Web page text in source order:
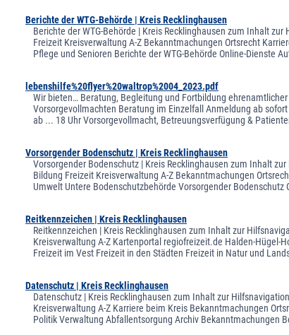
Berichte der WTG-Behörde | Kreis Recklinghausen
Berichte der WTG-Behörde | Kreis Recklinghausen zum Inhalt
Freizeit Kreisverwaltung A-Z Bekanntmachungen Ortsrecht
Pflege und Senioren Berichte der WTG-Behörde Online-Dienste
lebenshilfe%20flyer%20waltrop%2004_2023.pdf
Wir bieten… Beratung, Begleitung und Fortbildung
Vorsorgevollmachten Beratung im Einzelfall Anmeldung ab
ab ... 18 Uhr Vorsorgevollmacht, Betreuungsverfügung &
Vorsorgender Bodenschutz | Kreis Recklinghausen
Vorsorgender Bodenschutz | Kreis Recklinghausen zum Inhalt
Bildung Freizeit Kreisverwaltung A-Z Bekanntmachungen
Umwelt Untere Bodenschutzbehörde Vorsorgender
Reitkennzeichen | Kreis Recklinghausen
Reitkennzeichen | Kreis Recklinghausen zum Inhalt zur
Kreisverwaltung A-Z Kartenportal regiofreizeit.de Halden-Hügel-
Freizeit im Vest Freizeit in den Städten Freizeit in Natur und
Datenschutz | Kreis Recklinghausen
Datenschutz | Kreis Recklinghausen zum Inhalt zur
Kreisverwaltung A-Z Karriere beim Kreis Bekanntmachungen
Politik Verwaltung Abfallentsorgung Archiv Bekanntmachungen